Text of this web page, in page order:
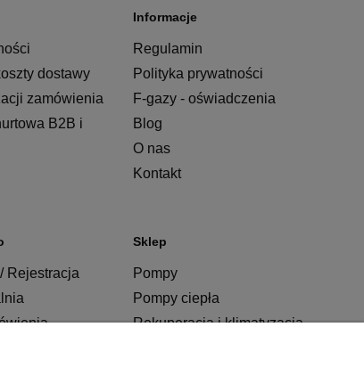
dostawy
zamówienia
B2B i
Informacje
Regulamin
Polityka prywatności
F-gazy - oświadczenia
Blog
O nas
Kontakt
Rejestracja
Sklep
Pompy
Pompy ciepła
Rekuperacja i klimatyzacja